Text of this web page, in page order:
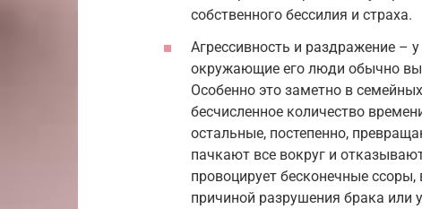
собственного бессилия и страха.
Агрессивность и раздражение –
окружающие его люди обычно
Особенно это заметно в
бесчисленное количество
остальные, постепенно,
пачкают все вокруг и
провоцирует бесконечные
причиной разрушения брака